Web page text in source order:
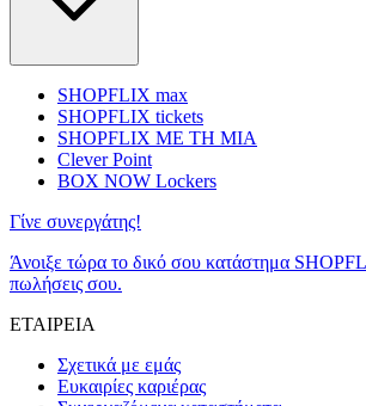
SHOPFLIX max
SHOPFLIX tickets
SHOPFLIX ΜΕ ΤΗ ΜΙΑ
Clever Point
BOX NOW Lockers
Γίνε συνεργάτης!
Άνοιξε τώρα το δικό σου κατάστημα
πωλήσεις σου.
ΕΤΑΙΡΕΙΑ
Σχετικά με εμάς
Ευκαιρίες καριέρας